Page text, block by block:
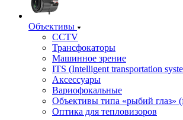
Объективы
CCTV
Трансфокаторы
Машинное зрение
ITS (Intelligent transportation
Аксессуары
Вариофокальные
Объективы типа «рыбий глаз»
Оптика для тепловизоров